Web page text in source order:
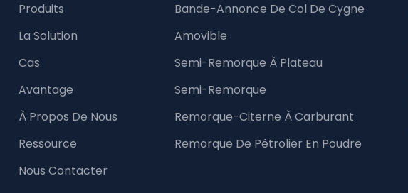
Produits
La Solution
Cas
Avantage
À Propos De Nous
Ressource
Nous Contacter
Bande-Annonce De Col De Cygne
Amovible
Semi-Remorque À Plateau
Semi-Remorque
Remorque-Citerne À Carburant
Remorque De Pétrolier En Poudre